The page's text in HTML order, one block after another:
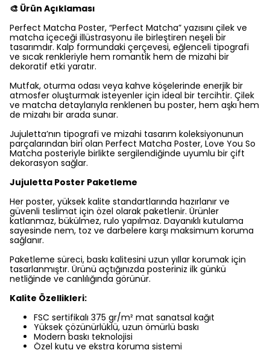
🎨 Ürün Açıklaması
Perfect Matcha Poster, “Perfect Matcha” yazısını çilek ve
matcha içeceği illüstrasyonu ile birleştiren neşeli bir
tasarımdır. Kalp formundaki çerçevesi, eğlenceli tipografi
ve sıcak renkleriyle hem romantik hem de mizahi bir
dekoratif etki yaratır.
Mutfak, oturma odası veya kahve köşelerinde enerjik bir
atmosfer oluşturmak isteyenler için ideal bir tercihtir. Çilek
ve matcha detaylarıyla renklenen bu poster, hem aşkı hem
de mizahı bir arada sunar.
Jujuletta’nın tipografi ve mizahi tasarım koleksiyonunun
parçalarından biri olan Perfect Matcha Poster, Love You So
Matcha posteriyle birlikte sergilendiğinde uyumlu bir çift
dekorasyon sağlar.
Jujuletta Poster Paketleme
Her poster, yüksek kalite standartlarında hazırlanır ve
güvenli teslimat için özel olarak paketlenir. Ürünler
katlanmaz, bükülmez, rulo yapılmaz. Dayanıklı kutulama
sayesinde nem, toz ve darbelere karşı maksimum koruma
sağlanır.
Paketleme süreci, baskı kalitesini uzun yıllar korumak için
tasarlanmıştır. Ürünü açtığınızda posteriniz ilk günkü
netliğinde ve canlılığında görünür.
Kalite Özellikleri:
FSC sertifikalı 375 gr/m² mat sanatsal kağıt
Yüksek çözünürlüklü, uzun ömürlü baskı
Modern baskı teknolojisi
Özel kutu ve ekstra koruma sistemi